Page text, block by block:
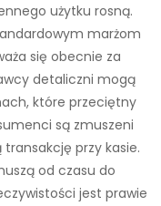
użytku rosną.
marżom
się obecnie za
detaliczni mogą
które przeciętny
są zmuszeni
przy kasie.
od czasu do
jest prawie